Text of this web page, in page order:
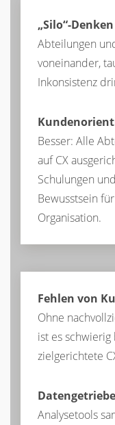
„Silo“-Denken
Abteilungen
voneinander,
Inkonsistenz
Besser: Alle
auf CX
Schulungen
Bewusstsein
Organisation.
Fehlen von
Ohne
ist es
zielgerichtete
Analysetools